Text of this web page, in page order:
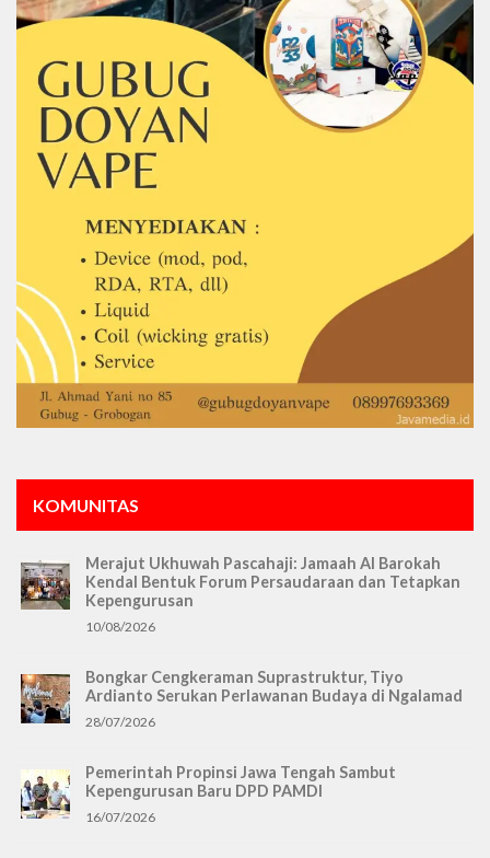
KOMUNITAS
Merajut Ukhuwah Pascahaji: Jamaah Al Barokah
Kendal Bentuk Forum Persaudaraan dan Tetapkan
Kepengurusan
10/08/2026
Bongkar Cengkeraman Suprastruktur, Tiyo
Ardianto Serukan Perlawanan Budaya di Ngalamad
28/07/2026
Pemerintah Propinsi Jawa Tengah Sambut
Kepengurusan Baru DPD PAMDI
16/07/2026